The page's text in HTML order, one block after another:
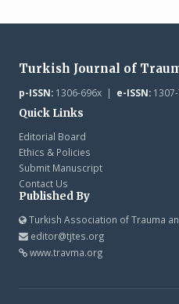
Turkish Journal of
p-ISSN:1306-696x | e-ISSN:
Quick Links
Editorial Board
Ethics & Policies
Submit Manuscript
Contact Us
Published By
Turkish Association of Trauma
editor@tjtes.org
www.travma.org